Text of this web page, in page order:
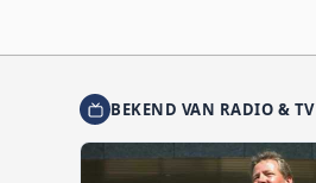
BEKEND VAN RADIO & TV